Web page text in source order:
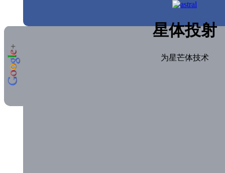
星体投射
为星芒体技术